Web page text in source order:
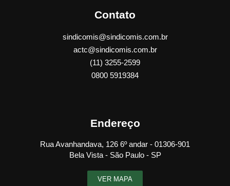
Contato
sindicomis@sindicomis.com.br
actc@sindicomis.com.br
(11) 3255-2599
0800 5919384
Endereço
Rua Avanhandava, 126 6º andar - 01306-901
Bela Vista - São Paulo - SP
VER MAPA